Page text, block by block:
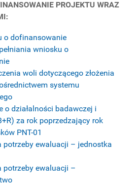
PROJEKTU WRAZ
o dofinansowanie
wniosku o
woli dotyczącego złożenia
systemu
o działalności badawczej i
za rok poprzedzający rok
PNT-01
potrzeby ewaluacji – jednostka
potrzeby ewaluacji –